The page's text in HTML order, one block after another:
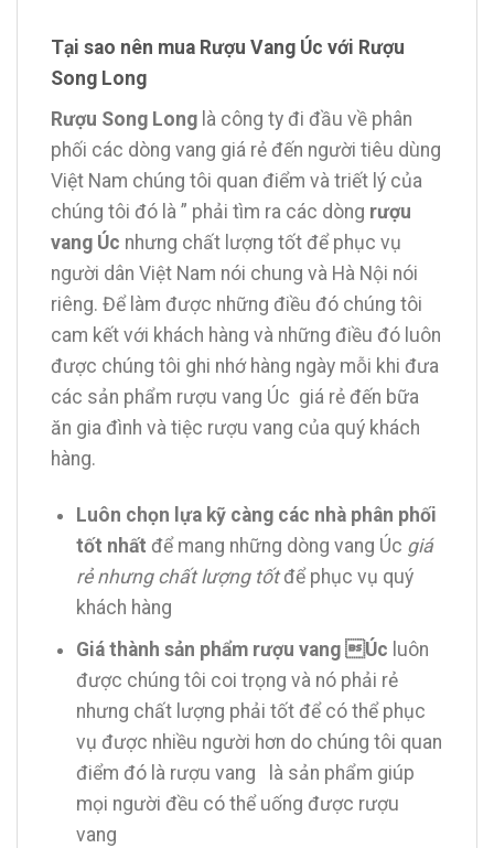
Tại sao nên mua Rượu Vang Úc với Rượu
Song Long
Rượu Song Long là công ty đi đầu về phân
phối các dòng vang giá rẻ đến người tiêu dùng
Việt Nam chúng tôi quan điểm và triết lý của
chúng tôi đó là ” phải tìm ra các dòng rượu
vang Úc nhưng chất lượng tốt để phục vụ
người dân Việt Nam nói chung và Hà Nội nói
riêng. Để làm được những điều đó chúng tôi
cam kết với khách hàng và những điều đó luôn
được chúng tôi ghi nhớ hàng ngày mỗi khi đưa
các sản phẩm rượu vang Úc giá rẻ đến bữa
ăn gia đình và tiệc rượu vang của quý khách
hàng.
Luôn chọn lựa kỹ càng các nhà phân phối
tốt nhất để mang những dòng vang Úc giá
rẻ nhưng chất lượng tốtđể phục vụ quý
khách hàng
Giá thành sản phẩm rượu vang Úc luôn
được chúng tôi coi trọng và nó phải rẻ
nhưng chất lượng phải tốt để có thể phục
vụ được nhiều người hơn do chúng tôi quan
điểm đó là rượu vang là sản phẩm giúp
mọi người đều có thể uống được rượu
vang